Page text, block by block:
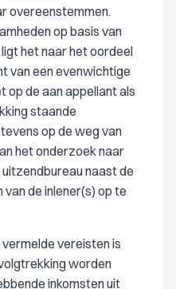
overeenstemmen.
op basis van
het naar het oordeel
van een evenwichtige
op de aan appellant als
staande
op de weg van
het onderzoek naar
naast de
de inlener(s) op te
vermelde vereisten is
worden
inkomsten uit